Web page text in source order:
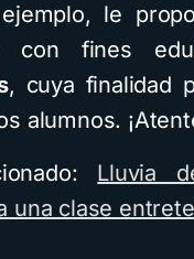
le
con fines
, cuya finalidad
alumnos.
Lluvia
una clase